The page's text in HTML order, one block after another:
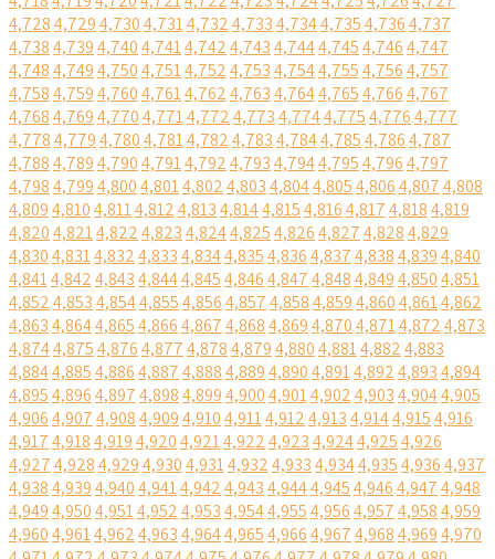
4,7284,7294,7304,7314,7324,7334,7344,7354,7364,737
4,7384,7394,7404,7414,7424,7434,7444,7454,7464,747
4,7484,7494,7504,7514,7524,7534,7544,7554,7564,757
4,7584,7594,7604,7614,7624,7634,7644,7654,7664,767
4,7684,7694,7704,7714,7724,7734,7744,7754,7764,777
4,7784,7794,7804,7814,7824,7834,7844,7854,7864,787
4,7884,7894,7904,7914,7924,7934,7944,7954,7964,797
4,7984,7994,8004,8014,8024,8034,8044,8054,8064,8074,808
4,8094,8104,8114,8124,8134,8144,8154,8164,8174,8184,819
4,8204,8214,8224,8234,8244,8254,8264,8274,8284,829
4,8304,8314,8324,8334,8344,8354,8364,8374,8384,8394,840
4,8414,8424,8434,8444,8454,8464,8474,8484,8494,8504,851
4,8524,8534,8544,8554,8564,8574,8584,8594,8604,8614,862
4,8634,8644,8654,8664,8674,8684,8694,8704,8714,8724,873
4,8744,8754,8764,8774,8784,8794,8804,8814,8824,883
4,8844,8854,8864,8874,8884,8894,8904,8914,8924,8934,894
4,8954,8964,8974,8984,8994,9004,9014,9024,9034,9044,905
4,9064,9074,9084,9094,9104,9114,9124,9134,9144,9154,916
4,9174,9184,9194,9204,9214,9224,9234,9244,9254,926
4,9274,9284,9294,9304,9314,9324,9334,9344,9354,9364,937
4,9384,9394,9404,9414,9424,9434,9444,9454,9464,9474,948
4,9494,9504,9514,9524,9534,9544,9554,9564,9574,9584,959
4,9604,9614,9624,9634,9644,9654,9664,9674,9684,9694,970